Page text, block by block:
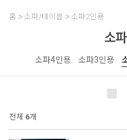
홈 소파/테이블 소파2인용
소
소파4인용 소파3인용
전체 6개